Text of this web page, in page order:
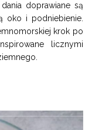
doprawiane są
oko i podniebienie.
krok po
licznymi